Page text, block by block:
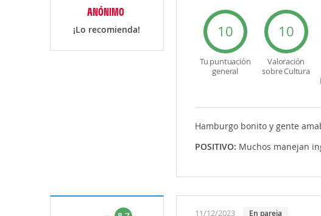
ANÓNIMO
¡Lo recomienda! 10
Tu puntuación
general
10
Valoración
sobre Cultura
Hamburgo bonito y gente
POSITIVO: Muchos manejan
11/12/2023 en pareja